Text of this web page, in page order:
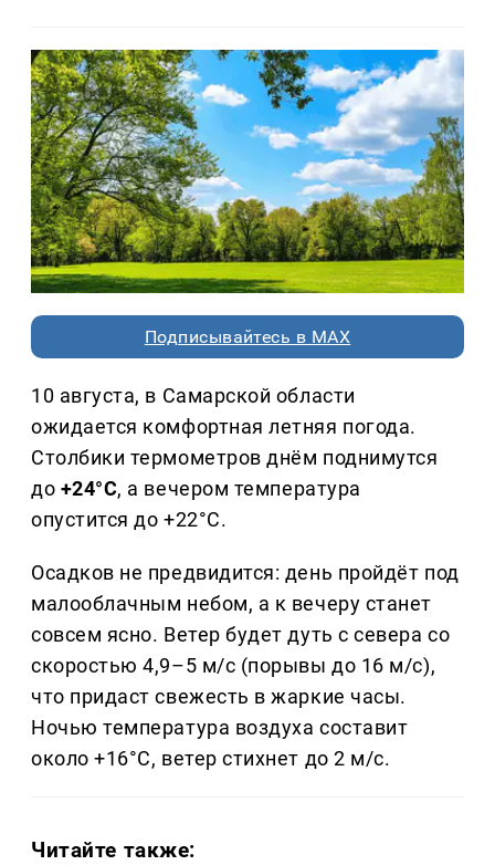
Подписывайтесь в MAX
10 августа, в Самарской области
ожидается комфортная летняя погода.
Столбики термометров днём поднимутся
до +24°C, а вечером температура
опустится до +22°C.
Осадков не предвидится: день пройдёт под
малооблачным небом, а к вечеру станет
совсем ясно. Ветер будет дуть с севера со
скоростью 4,9–5 м/с (порывы до 16 м/с),
что придаст свежесть в жаркие часы.
Ночью температура воздуха составит
около +16°C, ветер стихнет до 2 м/с.
Читайте также: